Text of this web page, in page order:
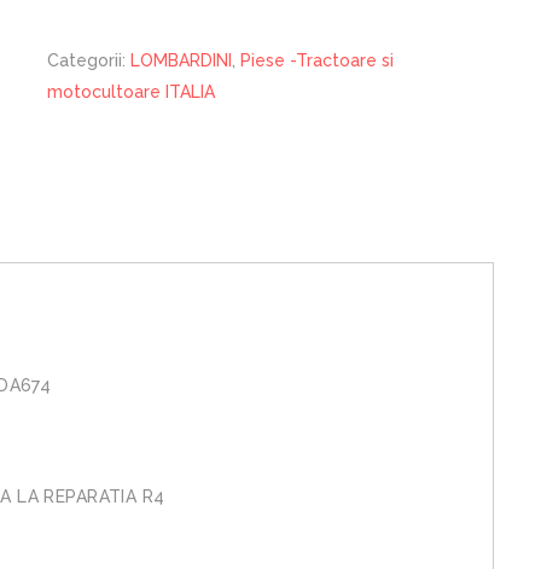
LDA674
Categorii: LOMBARDINI
Piese -Tractoare si
motocultoare ITALIA
LA REPARATIA R4